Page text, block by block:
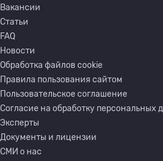
Вакансии
Статьи
FAQ
Новости
Обработка файлов cookie
Правила пользования сайтом
Пользовательское соглашение
Согласие на обработку персональных
Эксперты
Документы и лицензии
СМИ о нас